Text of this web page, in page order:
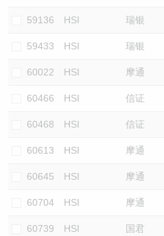
59136 HSI 瑞银
59433 HSI 瑞银
60022 HSI 摩通
60466 HSI 信证
60468 HSI 信证
60613 HSI 摩通
60645 HSI 摩通
60704 HSI 摩通
60739 HSI 国君
牛熊证文件及公告 (瑞信)
收市竞价变化